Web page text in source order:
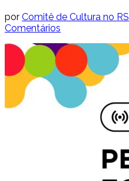
por Comitê de Cultura no RS
Comentários